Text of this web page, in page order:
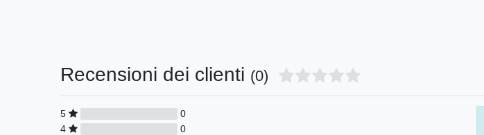
Recensioni dei clienti (0)
5
0
4
0